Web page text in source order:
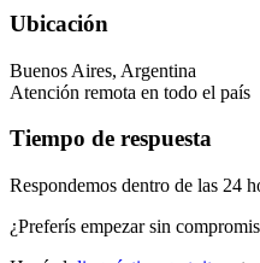
Ubicación
Buenos Aires, Argentina
Atención remota en todo el país
Tiempo de respuesta
Respondemos dentro de las 24
¿Preferís empezar sin